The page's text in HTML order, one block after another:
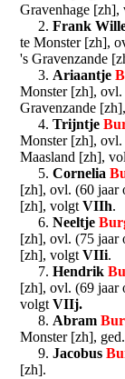
2.Frank
te Monster [zh],
's
3. Ariaantje
Monster [zh], ovl.
Gravenzande
4.Trijntje
Monster [zh],
Maasland [zh],
5.Cornelia
[zh], ovl. (60 jaar
[zh], volgtVIIh.
6.Neeltje
[zh], ovl. (75 jaar
[zh], volgtVIIi.
7.Hendrik
[zh], ovl. (69 jaar
volgtVIIj.
8. Abram
Monster [zh],
9.Jacobus
[zh].